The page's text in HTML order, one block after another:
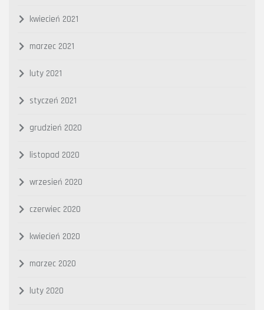
kwiecień 2021
marzec 2021
luty 2021
styczeń 2021
grudzień 2020
listopad 2020
wrzesień 2020
czerwiec 2020
kwiecień 2020
marzec 2020
luty 2020